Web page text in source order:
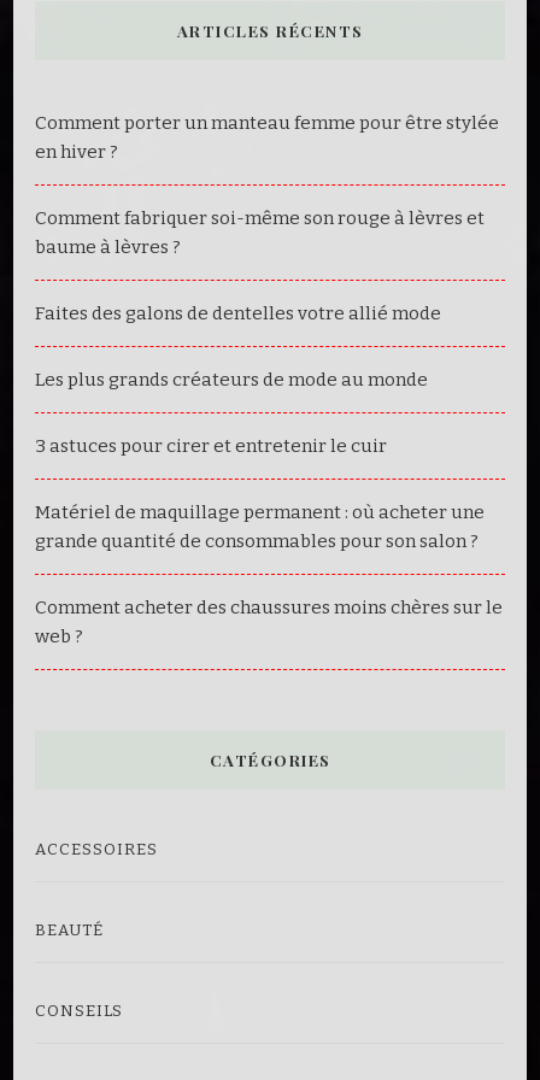
ARTICLES RÉCENTS
Comment porter un manteau femme pour être stylée
en hiver ?
Comment fabriquer soi-même son rouge à lèvres et
baume à lèvres ?
Faites des galons de dentelles votre allié mode
Les plus grands créateurs de mode au monde
3 astuces pour cirer et entretenir le cuir
Matériel de maquillage permanent : où acheter une
grande quantité de consommables pour son salon ?
Comment acheter des chaussures moins chères sur le
web ?
CATÉGORIES
ACCESSOIRES
BEAUTÉ
CONSEILS